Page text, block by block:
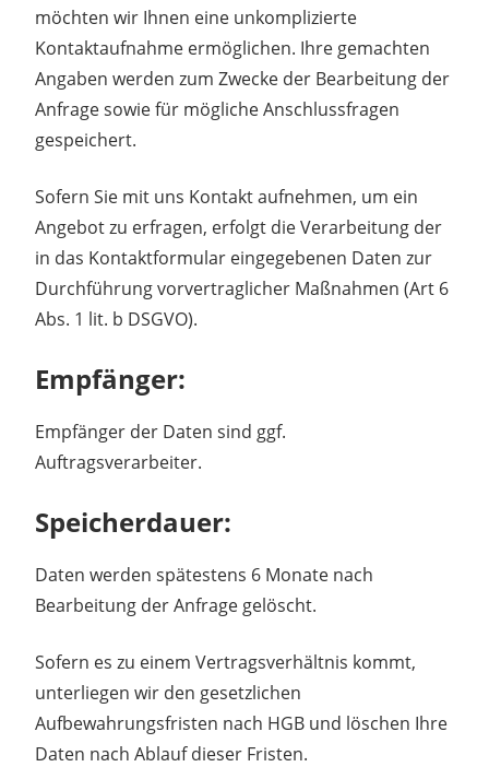
möchten wir Ihnen eine unkomplizierte
Kontaktaufnahme ermöglichen. Ihre gemachten
Angaben werden zum Zwecke der Bearbeitung der
Anfrage sowie für mögliche Anschlussfragen
gespeichert.
Sofern Sie mit uns Kontakt aufnehmen, um ein
Angebot zu erfragen, erfolgt die Verarbeitung der
in das Kontaktformular eingegebenen Daten zur
Durchführung vorvertraglicher Maßnahmen (Art 6
Abs. 1 lit. b DSGVO).
Empfänger:
Empfänger der Daten sind ggf.
Auftragsverarbeiter.
Speicherdauer:
Daten werden spätestens 6 Monate nach
Bearbeitung der Anfrage gelöscht.
Sofern es zu einem Vertragsverhältnis kommt,
unterliegen wir den gesetzlichen
Aufbewahrungsfristen nach HGB und löschen Ihre
Daten nach Ablauf dieser Fristen.